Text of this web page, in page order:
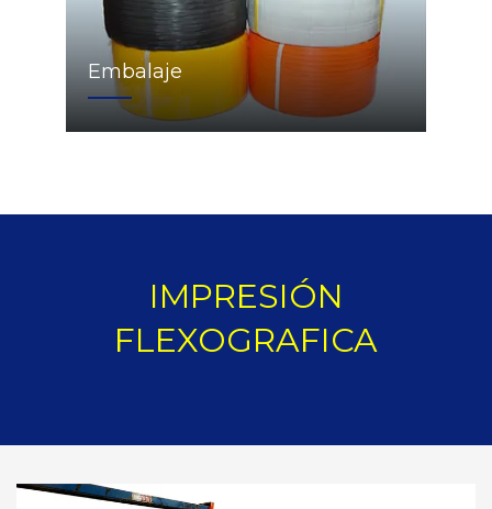
Embalaje
IMPRESIÓN
FLEXOGRAFICA